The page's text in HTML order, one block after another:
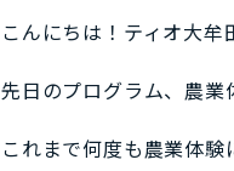
こんにちは！ティオ大牟
先日のプログラム、農業
これまで何度も農業体